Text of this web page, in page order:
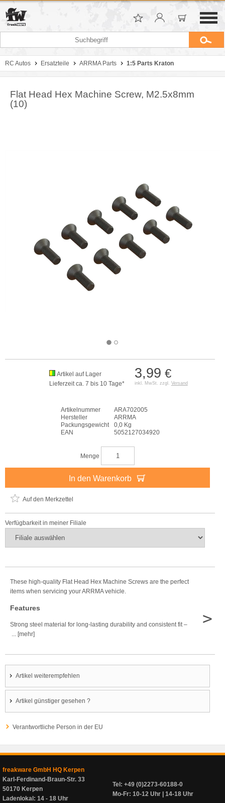
RC Autos Ersatzteile ARRMA Parts 1:5 Parts Kraton
Flat Head Hex Machine Screw, M2.5x8mm
(10)
3,99 €
inkl. MwSt. zzgl. Versand
Artikel auf Lager
Lieferzeit ca. 7 bis 10 Tage*
Artikelnummer
ARA702005
Hersteller
ARRMA
Packungsgewicht
0,0 Kg
EAN
5052127034920
Menge
In den Warenkorb
Auf den Merkzettel
Verfügbarkeit in meiner Filiale
These high-quality Flat Head Hex Machine Screws are the perfect
items when servicing your ARRMA vehicle.
Features
Strong steel material for long-lasting durability and consistent fit –
... [mehr]
>
Artikel weiterempfehlen
Artikel günstiger gesehen ?
Verantwortliche Person in der EU
freakware GmbH HQ Kerpen
Karl-Ferdinand-Braun-Str. 33
50170 Kerpen
Ladenlokal: 14 - 18 Uhr
Tel: +49 (0)2273-60188-0
Mo-Fr: 10-12 Uhr | 14-18 Uhr